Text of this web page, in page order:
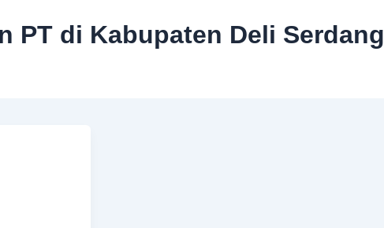
PT di Kabupaten Deli Serdang